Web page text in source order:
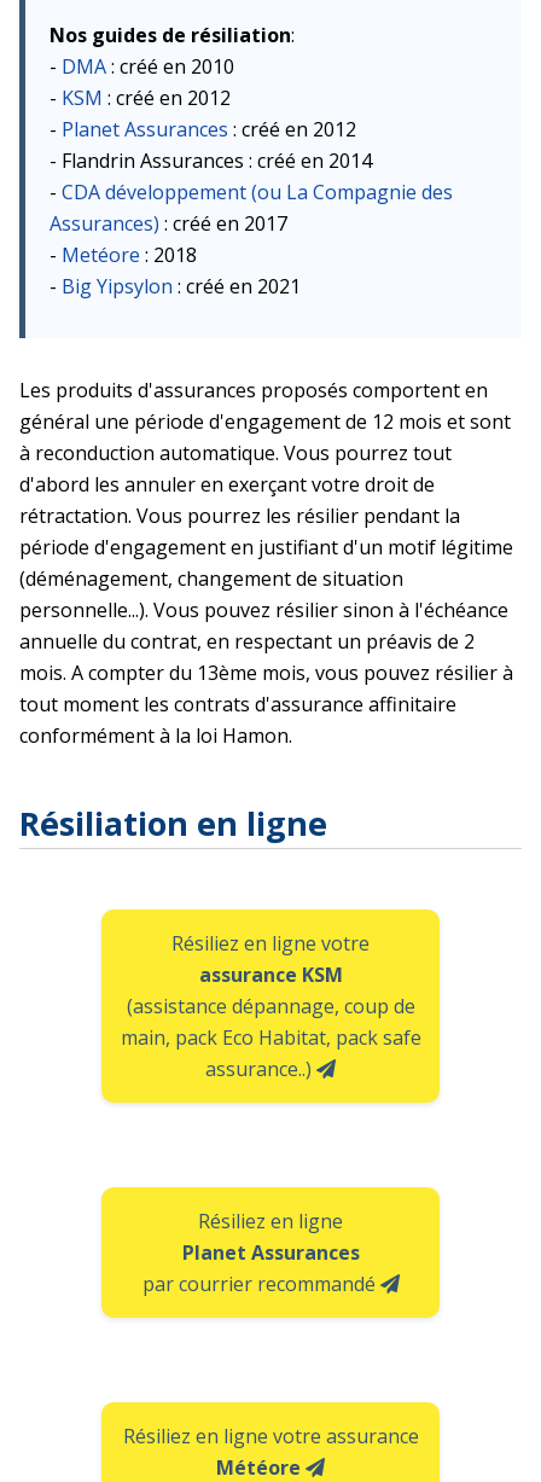
Nos guides de résiliation:
- DMA: créé en 2010
- KSM : créé en 2012
- Planet Assurances : créé en 2012
- Flandrin Assurances : créé en 2014
- CDA développement (ou La Compagnie des
Assurances) : créé en 2017
- Metéore : 2018
- Big Yipsylon : créé en 2021
Les produits d'assurances proposés comportent en
général une période d'engagement de 12 mois et sont
à reconduction automatique. Vous pourrez tout
d'abord les annuler en exerçant votre droit de
rétractation. Vous pourrez les résilier pendant la
période d'engagement en justifiant d'un motif légitime
(déménagement, changement de situation
personnelle...). Vous pouvez résilier sinon à l'échéance
annuelle du contrat, en respectant un préavis de 2
mois. A compter du 13ème mois, vous pouvez résilier à
tout moment les contrats d'assurance affinitaire
conformément à la loi Hamon.
Résiliation en ligne
Résiliez en ligne votre
assurance KSM
(assistance dépannage, coup de
main, pack Eco Habitat, pack safe
assurance..)
Résiliez en ligne
Planet Assurances
par courrier recommandé
Résiliez en ligne votre assurance
Météore